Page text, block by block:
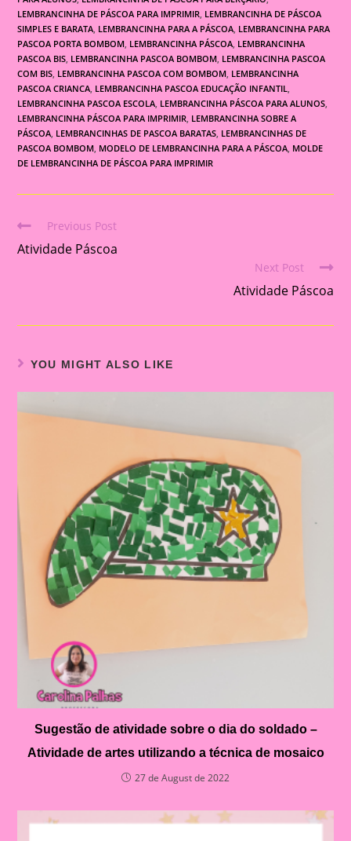
LEMBRANCINHA DE PÁSCOA PARA IMPRIMIR LEMBRANCINHA DE PÁSCOA
SIMPLES E BARATA LEMBRANCINHA PARA A PÁSCOA LEMBRANCINHA PARA
PASCOA PORTA BOMBOM LEMBRANCINHA PÁSCOA LEMBRANCINHA
PASCOA BIS LEMBRANCINHA PASCOA BOMBOM LEMBRANCINHA PASCOA
COM BIS LEMBRANCINHA PASCOA COM BOMBOM LEMBRANCINHA
PASCOA CRIANCA LEMBRANCINHA PASCOA EDUCAÇÃO INFANTIL
LEMBRANCINHA PASCOA ESCOLA LEMBRANCINHA PÁSCOA PARA ALUNOS
LEMBRANCINHA PÁSCOA PARA IMPRIMIR LEMBRANCINHA SOBRE A
PÁSCOA LEMBRANCINHAS DE PASCOA BARATAS LEMBRANCINHAS DE
PASCOA BOMBOM MODELO DE LEMBRANCINHA PARA A PÁSCOA MOLDE
DE LEMBRANCINHA DE PÁSCOA PARA IMPRIMIR
Read
more
Previous Post
Atividade Páscoa
Next Post
Atividade Páscoa
YOU MIGHT ALSO LIKE
Sugestão de atividade sobre o dia do soldado –
Atividade de artes utilizando a técnica de mosaico
27 de August de 2022